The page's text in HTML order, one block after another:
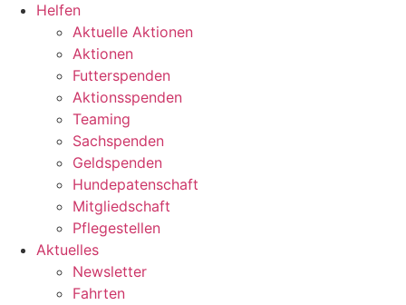
Helfen
Aktuelle Aktionen
Aktionen
Futterspenden
Aktionsspenden
Teaming
Sachspenden
Geldspenden
Hundepatenschaft
Mitgliedschaft
Pflegestellen
Aktuelles
Newsletter
Fahrten